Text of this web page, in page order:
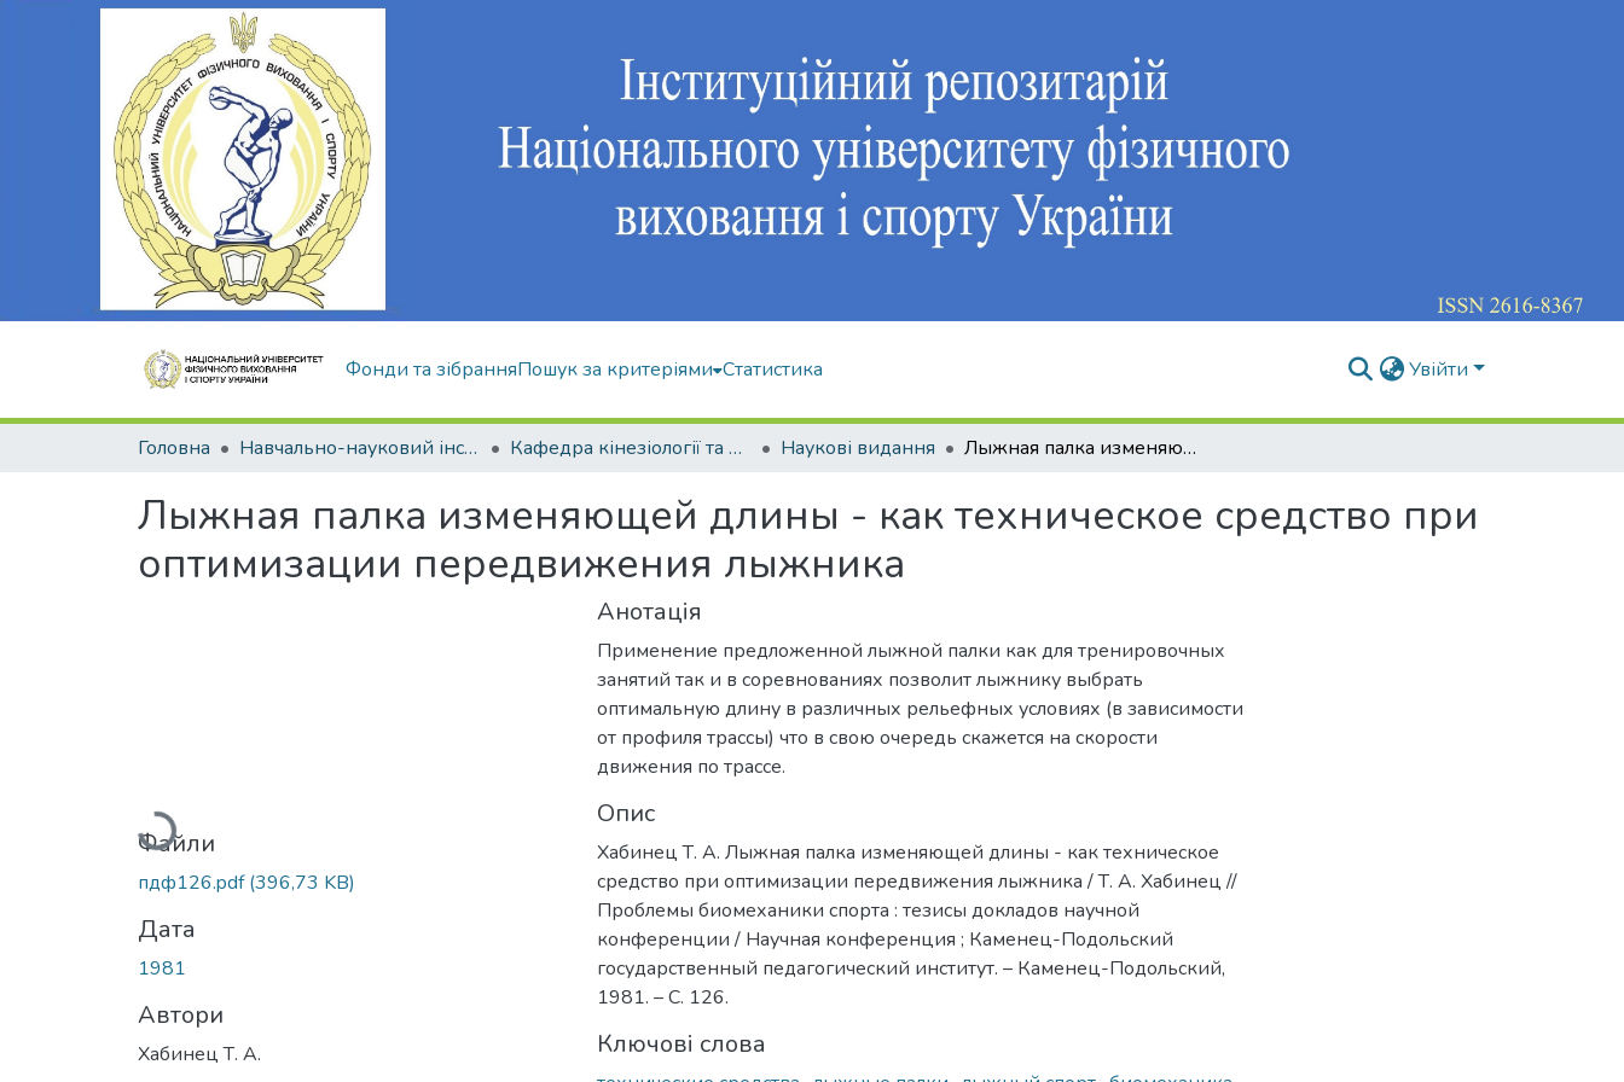
Фонди та зібранняПошук за критеріями Статистика Увійти
Головна Навчально-науковий інститут здоров'я, реабілітації та фізичного виховання Кафедра кінезіології та фізкультурно-спортивної реабілітації Наукові видання Лыжная палка изменяющей длины - как техническое средство при оптимизации передвижения лыжника
Лыжная палка изменяющей длины - как техническое средство при
оптимизации передвижения лыжника
Вантажиться...
Файли
пдф126.pdf(396,73 KB)
Дата
1981
Автори
Хабинец Т. А.
Анотація
Применение предложенной лыжной палки как для тренировочных
занятий так и в соревнованиях позволит лыжнику выбрать
оптимальную длину в различных рельефных условиях (в зависимости
от профиля трассы) что в свою очередь скажется на скорости
движения по трассе.
Опис
Хабинец Т. А. Лыжная палка изменяющей длины - как техническое
средство при оптимизации передвижения лыжника / Т. А. Хабинец //
Проблемы биомеханики спорта : тезисы докладов научной
конференции / Научная конференция ; Каменец-Подольский
государственный педагогический институт. – Каменец-Подольский,
1981. – С. 126.
Ключові слова